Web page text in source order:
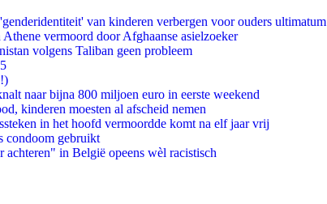
van kinderen verbergen voor ouders ultimatum
vermoord door Afghaanse asielzoeker
volgens Taliban geen probleem
naar bijna 800 miljoen euro in eerste weekend
kinderen moesten al afscheid nemen
in het hoofd vermoordde komt na elf jaar vrij
condoom gebruikt
achteren" in België opeens wèl racistisch